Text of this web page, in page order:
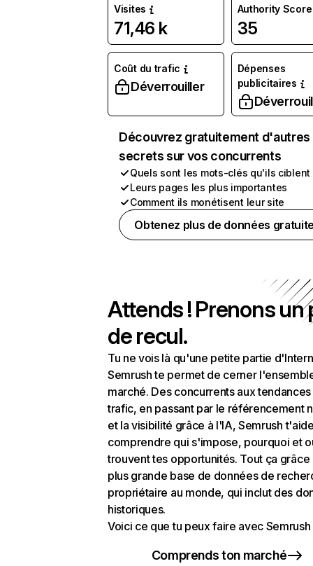
Visites
71,46 k
Authority Score
35
Coût du trafic
Déverrouiller
Dépenses
publicitaires
Découvrez gratuitement d'autres
secrets sur vos concurrents
Quels sont les mots-clés qu'ils ciblent
Leurs pages les plus importantes
Comment ils monétisent leur site
Obtenez plus de données
Attends ! Prenons un
de recul.
Tu ne vois là qu'une petite partie
Semrush te permet de cerner
marché. Des concurrents aux
trafic, en passant par le référencement
et la visibilité grâce à l'IA, Semrush
comprendre qui s'impose, pourquoi et
trouvent tes opportunités. Tout ça grâce
plus grande base de données de
propriétaire au monde, qui inclut des
historiques.
Voici ce que tu peux faire avec Semrush
Comprends ton marché